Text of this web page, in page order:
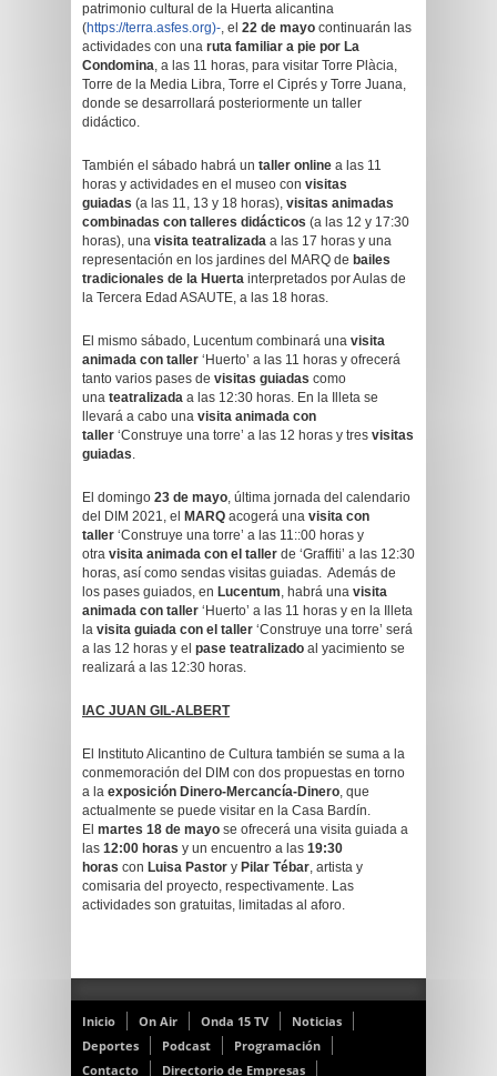
patrimonio cultural de la Huerta alicantina
(https://terra.asfes.org)-, el 22 de mayo continuarán las
actividades con una ruta familiar a pie por La
Condomina, a las 11 horas, para visitar Torre Plàcia,
Torre de la Media Libra, Torre el Ciprés y Torre Juana,
donde se desarrollará posteriormente un taller
didáctico.
También el sábado habrá un taller online a las 11
horas y actividades en el museo con visitas
guiadas (a las 11, 13 y 18 horas), visitas animadas
combinadas con talleres didácticos (a las 12 y 17:30
horas), una visita teatralizada a las 17 horas y una
representación en los jardines del MARQ de bailes
tradicionales de la Huerta interpretados por Aulas de
la Tercera Edad ASAUTE, a las 18 horas.
El mismo sábado, Lucentum combinará una visita
animada con taller ‘Huerto’ a las 11 horas y ofrecerá
tanto varios pases de visitas guiadas como
una teatralizada a las 12:30 horas. En la Illeta se
llevará a cabo una visita animada con
taller ‘Construye una torre’ a las 12 horas y tres visitas
guiadas.
El domingo 23 de mayo, última jornada del calendario
del DIM 2021, el
MARQ acogerá una visita con
taller ‘Construye una torre’ a las 11::00 horas y
otra visita animada con el taller de ‘Graffiti’ a las 12:30
horas, así como sendas visitas guiadas. Además de
los pases guiados, en Lucentum, habrá una visita
animada con taller ‘Huerto’ a las 11 horas y en la Illeta
la visita guiada con el taller ‘Construye una torre’ será
a las 12 horas y el pase teatralizado al yacimiento se
realizará a las 12:30 horas.
IAC JUAN GIL-ALBERT
El Instituto Alicantino de Cultura también se suma a la
conmemoración del DIM con dos propuestas en torno
a la exposición Dinero-Mercancía-Dinero, que
actualmente se puede visitar en la Casa Bardín.
El martes 18 de mayo se ofrecerá una visita guiada a
las 12:00 horas y un encuentro a las 19:30
horas con Luisa Pastor y Pilar Tébar, artista y
comisaria del proyecto, respectivamente. Las
actividades son gratuitas, limitadas al aforo.
Inicio On Air Onda 15 TV
Noticias
Deportes
Podcast
Programación
Contacto
Directorio de Empresas